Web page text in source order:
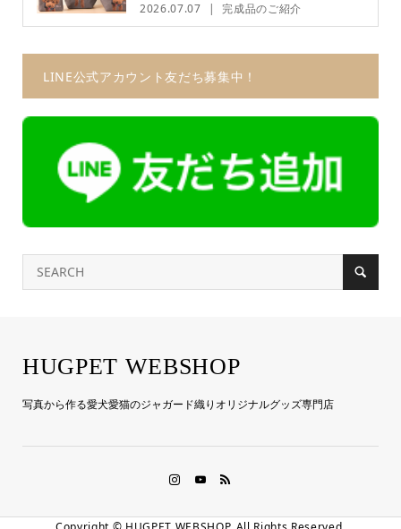
2026.07.07 完成品のご紹介
LINE公式アカウント友だち募集中！
HUGPET WEBSHOP
写真から作る愛犬愛猫のジャガード織りオリジナルグッズ専門店